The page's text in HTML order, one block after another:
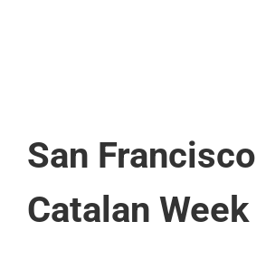
San Francisco
Catalan Week